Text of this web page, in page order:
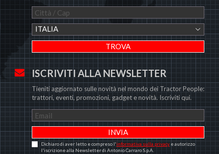
ITALIA
ISCRIVITI ALLA NEWSLETTER
Tieniti aggiornato sulle novità nel mondo dei Tractor People:
trattori, eventi, promozioni, gadget e novità. Iscriviti qui.
Dichiaro di aver letto e compreso l'informativa sulla privacy e autorizzo
l'iscrizione alla Newsletter di Antonio Carraro S.p.A.